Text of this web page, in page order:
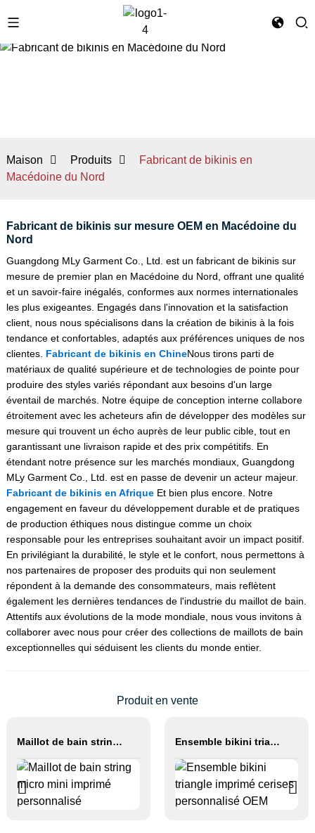
Maison Produits
Fabricant de bikinis en
Macédoine du Nord
Fabricant de bikinis sur mesure OEM en Macédoine du
Nord
Guangdong MLy Garment Co., Ltd. est un fabricant de bikinis sur
mesure de premier plan en Macédoine du Nord, offrant une qualité
et un savoir-faire inégalés, conformes aux normes internationales
les plus exigeantes. Engagés dans l'innovation et la satisfaction
client, nous nous spécialisons dans la création de bikinis à la fois
tendance et confortables, adaptés aux préférences uniques de nos
clientes. Fabricant de bikinis en ChineNous tirons parti de
matériaux de qualité supérieure et de technologies de pointe pour
produire des styles variés répondant aux besoins d'un large
éventail de marchés. Notre équipe de conception interne collabore
étroitement avec les acheteurs afin de développer des modèles sur
mesure qui trouvent un écho auprès de leur public cible, tout en
garantissant une livraison rapide et des prix compétitifs. En
étendant notre présence sur les marchés mondiaux, Guangdong
MLy Garment Co., Ltd. est en passe de devenir un acteur majeur.
Fabricant de bikinis en AfriqueEt bien plus encore. Notre
engagement en faveur du développement durable et de pratiques
de production éthiques nous distingue comme un choix
responsable pour les entreprises souhaitant avoir un impact positif.
En privilégiant la durabilité, le style et le confort, nous permettons à
nos partenaires de proposer des produits qui non seulement
répondent à la demande des consommateurs, mais reflètent
également les dernières tendances de l'industrie du maillot de bain.
Attentifs aux évolutions de la mode mondiale, nous vous invitons à
collaborer avec nous pour créer des collections de maillots de bain
exceptionnelles qui séduisent les clients du monde entier.
Produit en vente
Maillot de bain string micro mini imprimé personnalisé Ensemble bikini triangle imprimé cerises personnalisé OEM